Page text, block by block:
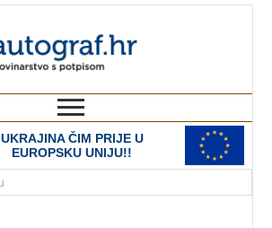
UKRAJINA ČIM PRIJE U
EUROPSKU UNIJU!!